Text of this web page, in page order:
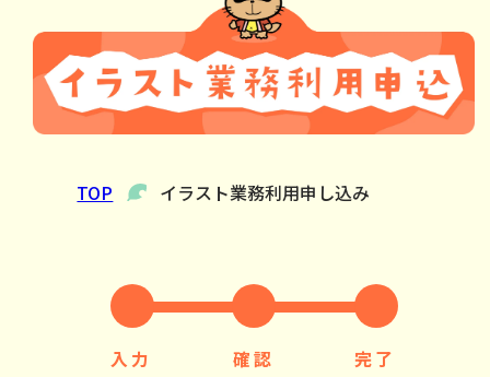
TOP イラスト業務利用申し込み
入力 確認 完了